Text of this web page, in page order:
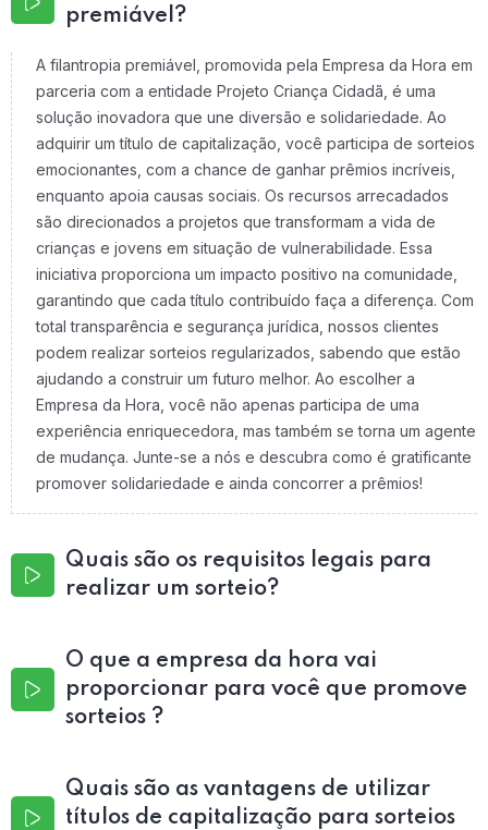
premiável?
A filantropia premiável, promovida pela Empresa da Hora em
parceria com a entidade Projeto Criança Cidadã, é uma
solução inovadora que une diversão e solidariedade. Ao
adquirir um título de capitalização, você participa de sorteios
emocionantes, com a chance de ganhar prêmios incríveis,
enquanto apoia causas sociais. Os recursos arrecadados
são direcionados a projetos que transformam a vida de
crianças e jovens em situação de vulnerabilidade. Essa
iniciativa proporciona um impacto positivo na comunidade,
garantindo que cada título contribuído faça a diferença. Com
total transparência e segurança jurídica, nossos clientes
podem realizar sorteios regularizados, sabendo que estão
ajudando a construir um futuro melhor. Ao escolher a
Empresa da Hora, você não apenas participa de uma
experiência enriquecedora, mas também se torna um agente
de mudança. Junte-se a nós e descubra como é gratificante
promover solidariedade e ainda concorrer a prêmios!
Quais são os requisitos legais para
realizar um sorteio?
O que a empresa da hora vai
proporcionar para você que promove
sorteios ?
Quais são as vantagens de utilizar
títulos de capitalização para sorteios